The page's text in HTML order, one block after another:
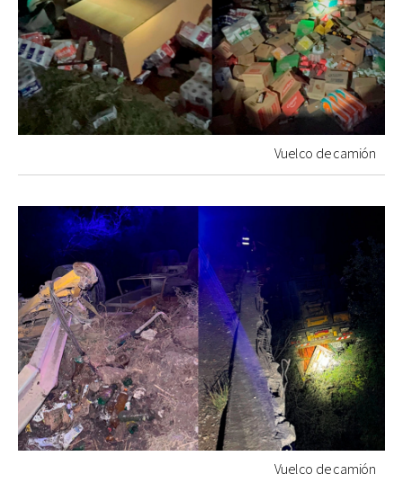
Vuelco de camión
Vuelco de camión